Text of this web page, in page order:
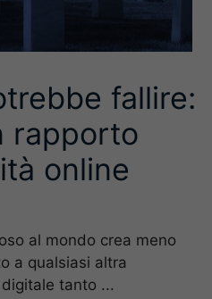
fallire:
rapporto
online
al mondo crea meno
a qualsiasi altra
tanto ...